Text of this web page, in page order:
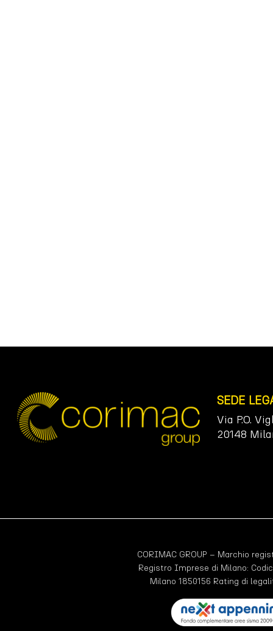
SEDE
Via P.O.
20148
CORIMAC GROUP – Marchio
Registro Imprese di Milano:
Milano 1850156 Rating di